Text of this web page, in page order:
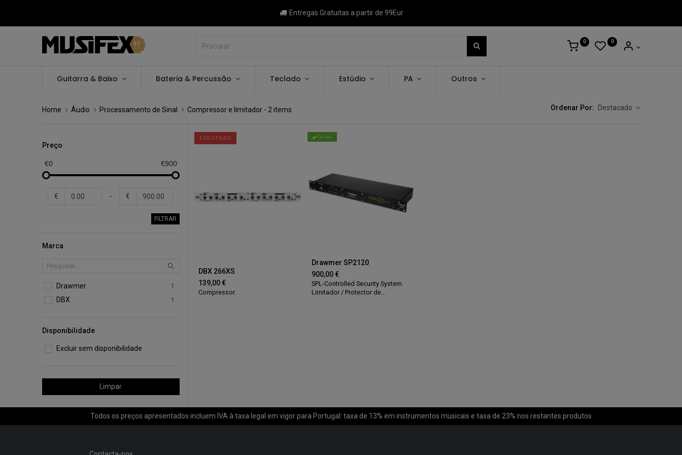
Entregas Gratuitas a partir de 99Eur
0 0
Guitarra & Baixo Bateria & Percussão Teclado Estúdio PA Outros
Home Áudio Processamento de Sinal Compressor e limitador - 2 items Ordenar Por: Destacado
Preço
€0 €900
€ - €
FILTRAR
Marca
Drawmer 1
DBX 1
Disponibilidade
Excluir sem disponibilidade
Limpar
ESGOTADO
DBX 266XS
139,00€
Compressor.
Drawmer SP2120
900,00€
SPL-Controlled Security System.
Limitador / Protector de
✔️ Online
Todos os preços apresentados incluem IVA à taxa legal em vigor para Portugal: taxa de 13% em instrumentos musicais e taxa de 23% nos restantes produtos